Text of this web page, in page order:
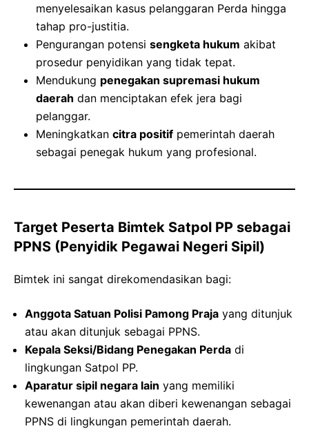
menyelesaikan kasus pelanggaran Perda hingga
tahap pro-justitia.
Pengurangan potensi sengketa hukum akibat
prosedur penyidikan yang tidak tepat.
Mendukung penegakan supremasi hukum
daerah dan menciptakan efek jera bagi
pelanggar.
Meningkatkan citra positif pemerintah daerah
sebagai penegak hukum yang profesional.
Target Peserta Bimtek Satpol PP sebagai
PPNS (Penyidik Pegawai Negeri Sipil)
Bimtek ini sangat direkomendasikan bagi:
Anggota Satuan Polisi Pamong Praja yang ditunjuk
atau akan ditunjuk sebagai PPNS.
Kepala Seksi/Bidang Penegakan Perda di
lingkungan Satpol PP.
Aparatur sipil negara lain yang memiliki
kewenangan atau akan diberi kewenangan sebagai
PPNS di lingkungan pemerintah daerah.